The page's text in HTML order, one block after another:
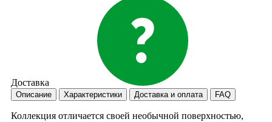
Доставка
Описание Характеристики Доставка и оплата FAQ
Коллекция отличается своей необычной поверхностью,